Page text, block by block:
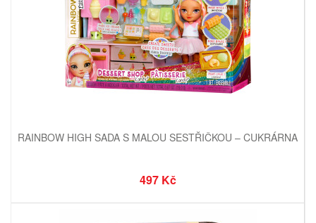
RAINBOW HIGH SADA S MALOU SESTŘIČKOU – CUKRÁRNA
497 Kč